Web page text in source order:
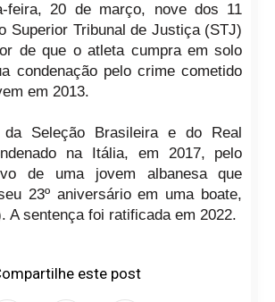
feira, 20 de março, nove dos 11
Superior Tribunal de Justiça (STJ)
de que o atleta cumpra em solo
condenação pelo crime cometido
em 2013.
Seleção Brasileira e do Real
na Itália, em 2017, pelo
de uma jovem albanesa que
23º aniversário em uma boate,
A sentença foi ratificada em 2022.
este post